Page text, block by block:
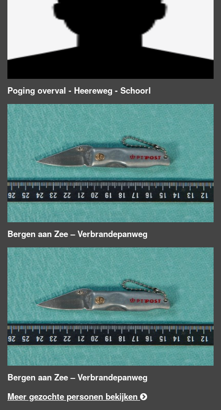
Poging overval - Heereweg - Schoorl
Bergen aan Zee – Verbrandepanweg
Bergen aan Zee – Verbrandepanweg
Meer gezochte personen bekijken